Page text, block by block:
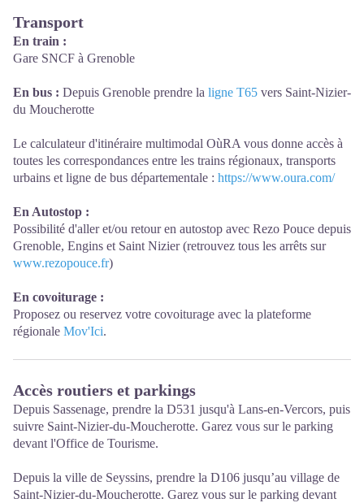
Transport
En train :
Gare SNCF à Grenoble
En bus : Depuis Grenoble prendre la ligne T65 vers Saint-Nizier-
du Moucherotte
Le calculateur d'itinéraire multimodal OùRA vous donne accès à
toutes les correspondances entre les trains régionaux, transports
urbains et ligne de bus départementale : https://www.oura.com/
En Autostop :
Possibilité d'aller et/ou retour en autostop avec Rezo Pouce depuis
Grenoble, Engins et Saint Nizier (retrouvez tous les arrêts sur
www.rezopouce.fr)
En covoiturage :
Proposez ou reservez votre covoiturage avec la plateforme
régionale Mov'Ici.
Accès routiers et parkings
Depuis Sassenage, prendre la D531 jusqu'à Lans-en-Vercors, puis
suivre Saint-Nizier-du-Moucherotte. Garez vous sur le parking
devant l'Office de Tourisme.
Depuis la ville de Seyssins, prendre la D106 jusqu’au village de
Saint-Nizier-du-Moucherotte. Garez vous sur le parking devant